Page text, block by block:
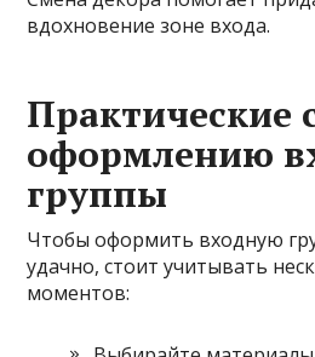
вдохновение зоне входа.
Практические
оформлению
группы
Чтобы оформить входную
удачно, стоит учитывать
моментов: